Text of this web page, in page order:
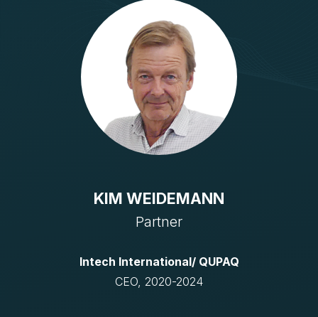
KIM WEIDEMANN
Partner
Intech International/ QUPAQ
CEO, 2020-2024